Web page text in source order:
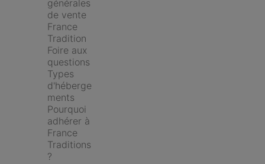
générales
de vente
France
Tradition
Foire aux
questions
Types
d'héberge
ments
Pourquoi
adhérer à
France
Traditions
?